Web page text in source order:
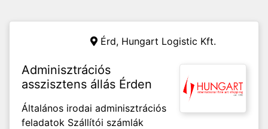
Érd, Hungart Logistic Kft.
Adminisztrációs
asszisztens állás Érden
Általános irodai adminisztrációs
feladatok Szállítói számlák